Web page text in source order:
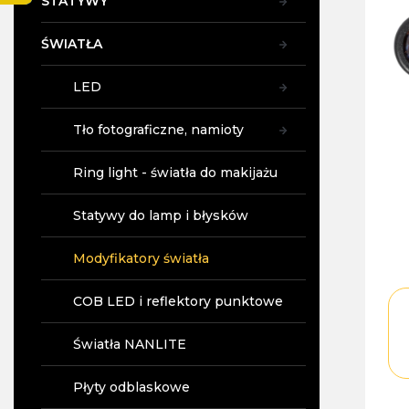
ŚWIATŁA
LED
Tło fotograficzne, namioty
Ring light - światła do makijażu
Statywy do lamp i błysków
Modyfikatory światła
COB LED i reflektory punktowe
Światła NANLITE
Płyty odblaskowe